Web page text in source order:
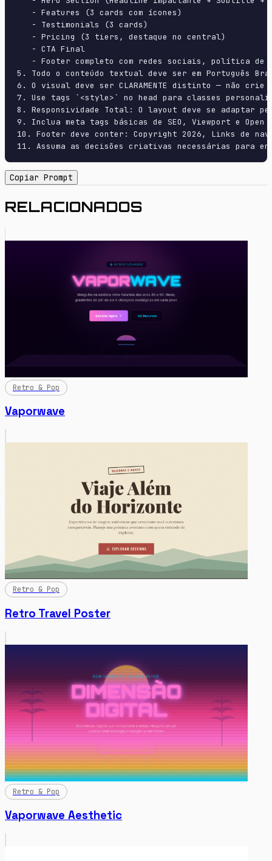
   - Features (3 cards com ícones)
   - Testimonials (3 cards)
   - Pricing (3 tiers, destaque no central)
   - CTA Final
- Footer completo com redes sociais, política
5. Todo o conteúdo textual deve ser em Português
6. O visual deve ser CLARAMENTE distinto — não
7. Use tags `<style>` no head para classes
8. Responsividade Total: O layout deve se adaptar
9. Inclua meta tags básicas de SEO, Viewport e Open
10. Footer deve conter: Copyright 2026, Links de
11. Assuma as decisões criativas necessárias para
Copiar Prompt
RELACIONADOS
Retro & Pop
Vaporwave
Retro & Pop
Retro Travel Poster
Retro & Pop
Vaporwave Aesthetic